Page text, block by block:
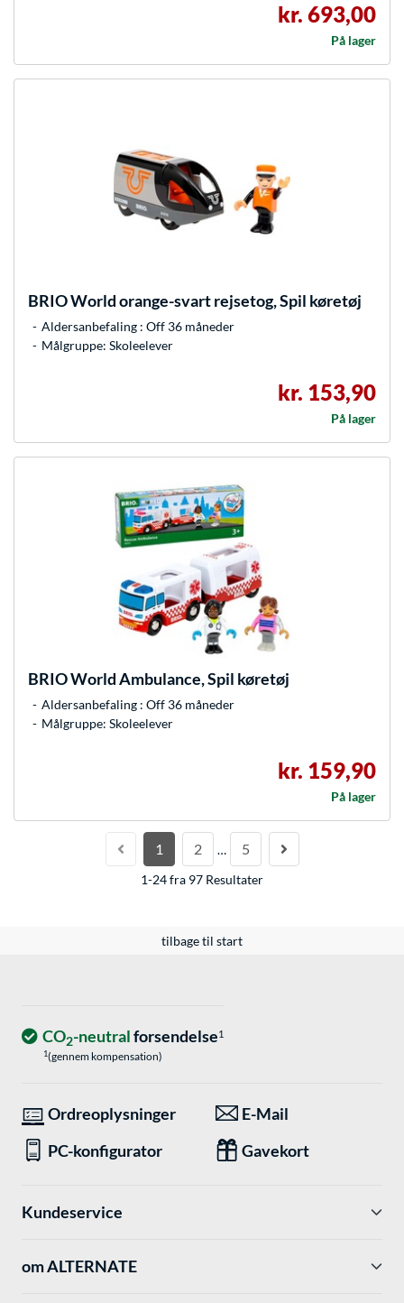
kr. 693,00
På lager
BRIOWorld orange-svart rejsetog, Spil køretøj
Aldersanbefaling : Off 36 måneder
Målgruppe: Skoleelever
kr. 153,90
På lager
BRIOWorld Ambulance, Spil køretøj
Aldersanbefaling : Off 36 måneder
Målgruppe: Skoleelever
kr. 159,90
På lager
1 2 … 5
1-24 fra 97 Resultater
tilbage til start
CO2-neutralforsendelse1
1(gennem kompensation)
Ordreoplysninger
E-Mail
PC-konfigurator
Gavekort
Kundeservice
om ALTERNATE